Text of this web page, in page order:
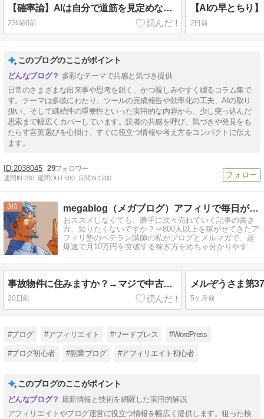
【確率論】AIは自分で道筋を見定めないとあらぬ方向に進む
23時間前 2日前
このブログのここがポイント
多彩なテーマで共感と気づき提供
日常のさまざまな出来事や思考を鋭く、かつ親しみやすく綴るコラム集で
す。テーマは多岐にわたり、ツールの完成報告や効率化の工夫、AIの取り
扱い、そして継続性の重要性といった実用的な内容から、少し突っ込んだ
思索まで幅広くカバーしています。読者の共感を呼び、気づきや発見をも
たらす言葉選びを心掛け、すぐに役立つ情報や考え方をコンパクトに伝え
ます。
2038045 29
週間IN:280 週間OUT:580 月間IN:1200
3 megablog（メガブログ）アフィリで毎日が給料日に！
おススメしなくても、勝手に次々売れていく記事の書き
方、知りたくないですか？⇒800人以上を稼がせてきたア
フィリ塾のベテラン講師の私がブログとメルマガで、超
爆速で月10万円を突破する稼ぎ方をめちゃ分かりやすく
事故物件に住みますか？→マジで中古ドメインとか、やめなよ！
20日前 5ヶ月前
#ブログ #アフィリエイト #ワードプレス #WordPress
#ブログ初心者 #副業ブログ #アフィリエイト初心者
このブログのここがポイント
最新情報と技術を網羅した実用的解説
アフィリエイトやブログ運営に役立つ情報を幅広く提供します。狙った検